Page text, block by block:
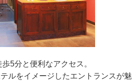
5分と便利なアクセス。
ルをイメージしたエントランスが魅